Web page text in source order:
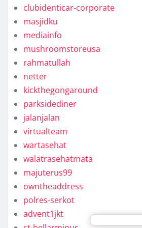
clubidenticar-corporate
masjidku
mediainfo
mushroomstoreusa
rahmatullah
netter
kickthegongaround
parksidediner
jalanjalan
virtualteam
wartasehat
walatrasehatmata
majuterus99
owntheaddress
polres-serkot
advent1jkt